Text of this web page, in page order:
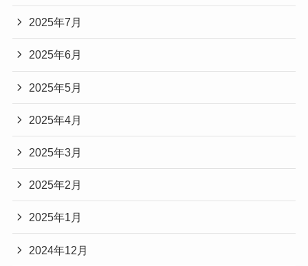
2025年7月
2025年6月
2025年5月
2025年4月
2025年3月
2025年2月
2025年1月
2024年12月